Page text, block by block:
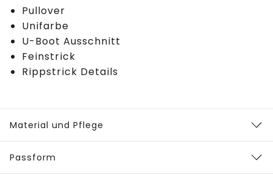
Pullover
Unifarbe
U-Boot Ausschnitt
Feinstrick
Rippstrick Details
Material und Pflege
Passform